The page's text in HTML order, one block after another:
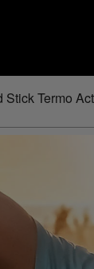
Stick Termo